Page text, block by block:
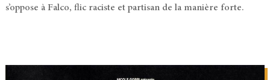
s’oppose à Falco, flic raciste et partisan de la manière forte.